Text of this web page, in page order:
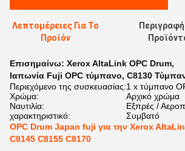
Λεπτομέρειες Για Το
Προϊόν
Επισημαίνω: Xerox AltaLink OPC Drum,
Ιαπωνία Fuji OPC τύμπανο, C8130
Περιεχόμενο της συσκευασίας:1 x τύμπανο
Χρώμα:
Αρχικό χρώμα
Ναυτιλία:
Εξπρές /
χαρακτηριστικό:
Συμβατό
OPC Drum Japan fuji για την Xerox
C8145 C8155 C8170